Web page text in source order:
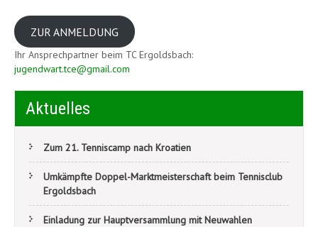
ZUR ANMELDUNG
Ihr Ansprechpartner beim TC Ergoldsbach:
jugendwart.tce@gmail.com
Aktuelles
Zum 21. Tenniscamp nach Kroatien
Umkämpfte Doppel-Marktmeisterschaft beim Tennisclub
Ergoldsbach
Einladung zur Hauptversammlung mit Neuwahlen